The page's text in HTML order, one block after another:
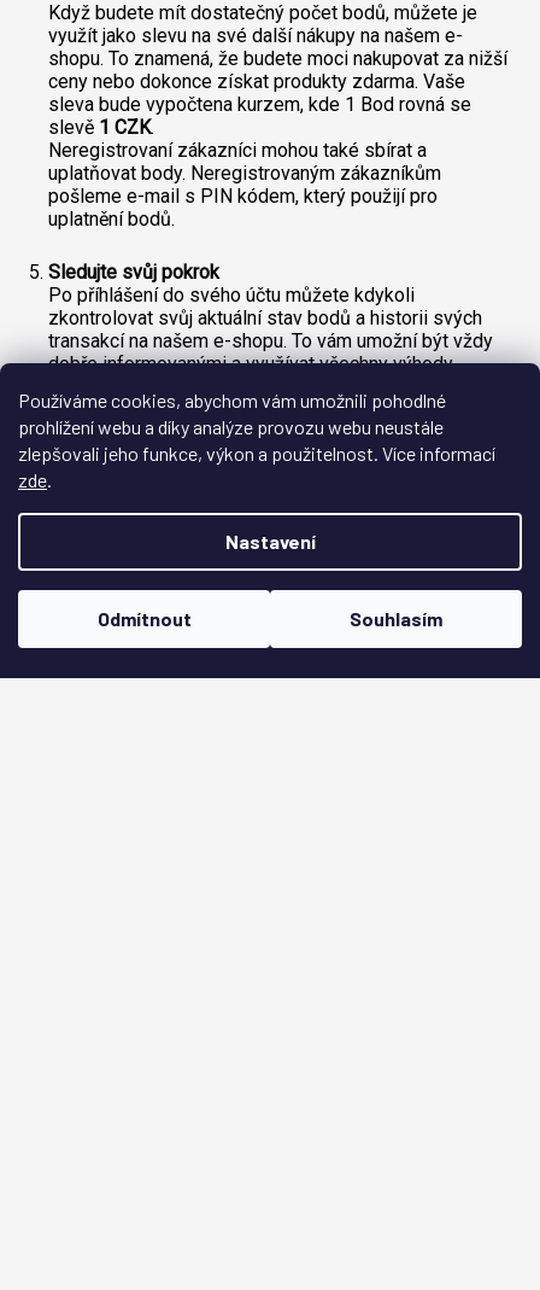
Používáme cookies, abychom vám umožnili pohodlné
prohlížení webu a díky analýze provozu webu neustále
zlepšovali jeho funkce, výkon a použitelnost. Více informací
zde.
Nastavení
Odmítnout Souhlasím
Jsme srovnávač cen všech zahradnictví ✅